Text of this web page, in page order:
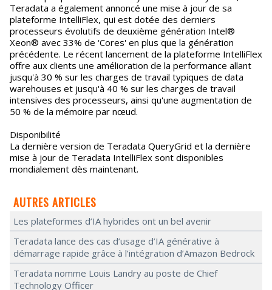
Teradata a également annoncé une mise à jour de sa
plateforme IntelliFlex, qui est dotée des derniers
processeurs évolutifs de deuxième génération Intel®
Xeon® avec 33% de ‘Cores' en plus que la génération
précédente. Le récent lancement de la plateforme IntelliFlex
offre aux clients une amélioration de la performance allant
jusqu'à 30 % sur les charges de travail typiques de data
warehouses et jusqu'à 40 % sur les charges de travail
intensives des processeurs, ainsi qu'une augmentation de
50 % de la mémoire par nœud.
Disponibilité
La dernière version de Teradata QueryGrid et la dernière
mise à jour de Teradata IntelliFlex sont disponibles
mondialement dès maintenant.
AUTRES ARTICLES
Les plateformes d’IA hybrides ont un bel avenir
Teradata lance des cas d’usage d’IA générative à
démarrage rapide grâce à l’intégration d’Amazon Bedrock
Teradata nomme Louis Landry au poste de Chief
Technology Officer